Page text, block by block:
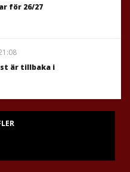
för 26/27
är tillbaka i